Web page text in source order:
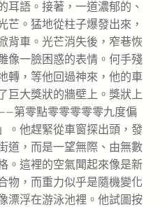
耳語。接著，一道濃郁的、
芒。猛地從柱子爆發出來，
背車。光芒消失後，窄巷恢
像一臉困惑的表情。何手殘
轉，等他回過神來，他的車
巨大獎狀的牆壁上。獎狀上
第零點零零零零零九度偏
。他趕緊從車窗探出頭，發
道，而是一望無際、由無數
。這裡的空氣聞起來像是新
物，而重力似乎是隨機變化
漂浮在游泳池裡。他試圖按